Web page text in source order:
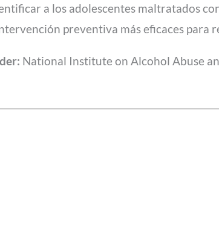
a los adolescentes maltratados
preventiva más eficaces para
National Institute on Alcohol Abuse